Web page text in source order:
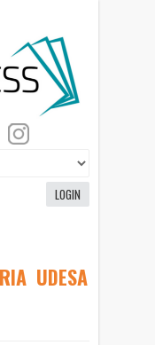
LOGIN
UDESA